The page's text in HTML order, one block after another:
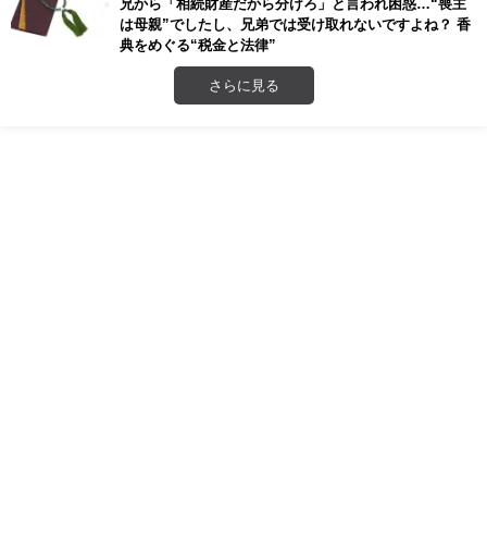
兄から「相続財産だから分けろ」と言われ困惑…“喪主
は母親”でしたし、兄弟では受け取れないですよね？ 香
典をめぐる“税金と法律”
さらに見る